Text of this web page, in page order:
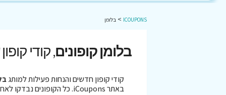
ICOUPONS
> בלומן
בלומן קופונים, קודי
קודי קופון חדשים והנחות פעילות למותג
באתר iCoupons. כל הקופונים נבדקו לאחרונה בתאריך 05/08/2026!